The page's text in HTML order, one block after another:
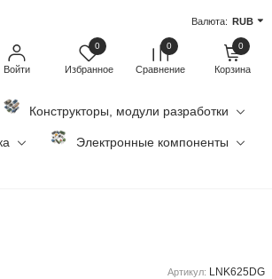
Валюта: RUB
Войти
0
Избранное
0
Сравнение
0
Корзина
Конструкторы, модули разработки
Электронные компоненты
Артикул: LNK625DG